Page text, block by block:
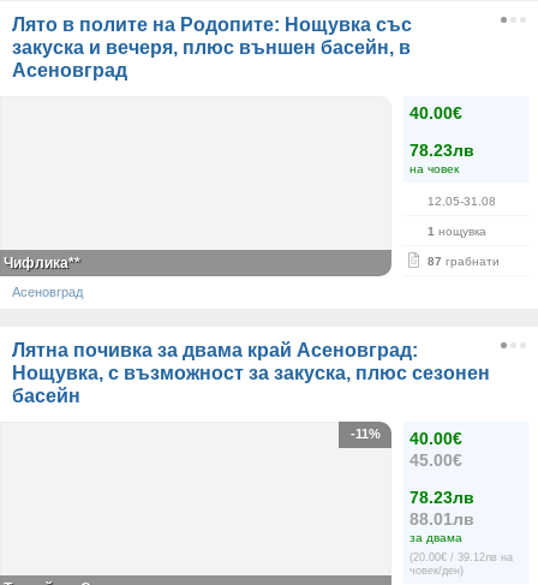
Лято в полите на Родопите: Нощувка със
закуска и вечеря, плюс външен басейн, в
Асеновград
40.00€
78.23лв
на човек
12.05-31.08
1 нощувка
87 грабнати
Чифлика**
Асеновград
Лятна почивка за двама край Асеновград:
Нощувка, с възможност за закуска, плюс сезонен
басейн
40.00€
45.00€
78.23лв
88.01лв
за двама
(20.00€ / 39.12лв на
човек/ден)
-11%